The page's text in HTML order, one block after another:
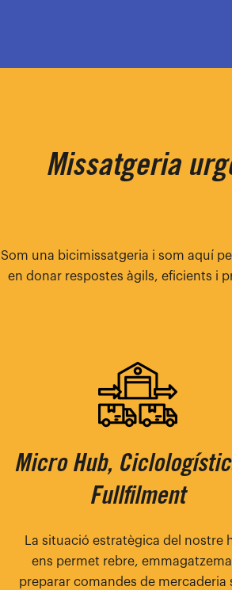
Missatgeria
Som una bicimissatgeria i som aquí
en donar respostes àgils, eficients i
Micro Hub,
Fullfilment
La situació estratègica del nostre
ens permet rebre,
preparar comandes de mercaderia